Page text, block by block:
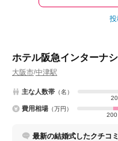
投
ホテル阪急インターナ
大阪市/中津駅
主な人数帯 （名）
20
費用相場 （万円）
200
最新の結婚式したクチコミ